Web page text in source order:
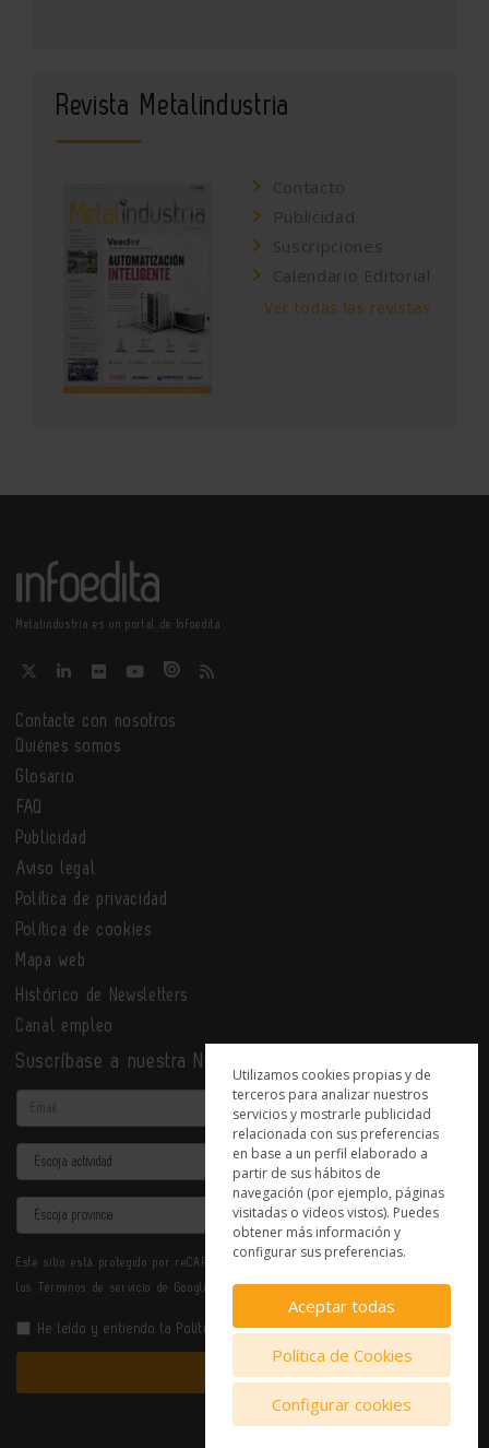
Revista Metalindustria
Contacto
Publicidad
Suscripciones
Calendario Editorial
Ver todas las revistas
Metalindustria es un portal de Infoedita
Contacte con nosotros
Quiénes somos
Glosario
FAQ
Publicidad
Aviso legal
Política de privacidad
Política de cookies
Mapa web
Histórico de Newsletters
Canal empleo
Suscríbase a nuestra Newsletter
Email
Actividad
Provincia
Este sitio está protegido por reCAPTCHA y se aplican la
los Términos de servicio de Google.
He leído y entiendo la Política de Privacidad
Enviar
Utilizamos cookies propias y de
terceros para analizar nuestros
servicios y mostrarle publicidad
relacionada con sus preferencias
en base a un perfil elaborado a
partir de sus hábitos de
navegación (por ejemplo, páginas
visitadas o videos vistos). Puedes
obtener más información y
configurar sus preferencias.
Aceptar todas
Política de Cookies
Configurar cookies